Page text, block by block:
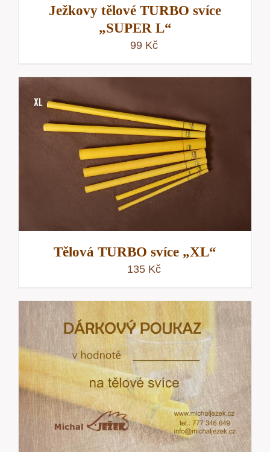
Ježkovy tělové TURBO svíce
„SUPER L“
99 Kč
Tělová TURBO svíce „XL“
135 Kč